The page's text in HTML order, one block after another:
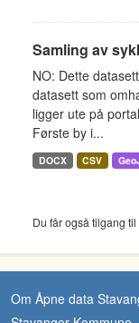
Samling av
NO: Dette
datasett som
ligger ute på
Første by i...
DOCX CSV
Du får også tilgang
Om Åpne data